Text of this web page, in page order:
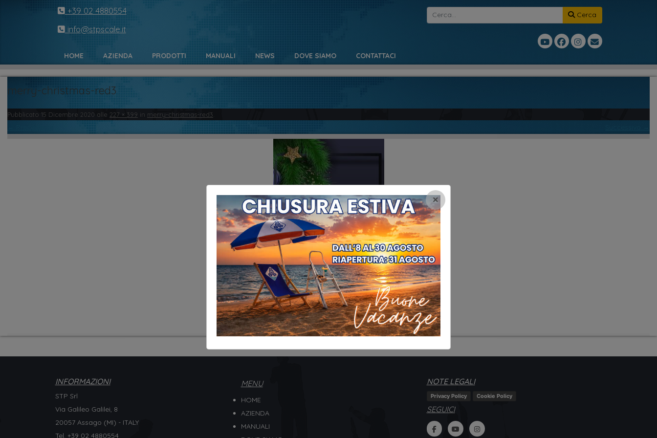
+39 02 4880554
info@stpscale.it
Cerca
HOME AZIENDA PRODOTTI MANUALI NEWS DOVE SIAMO CONTATTACI
merry-christmas-red3
Pubblicato 15 Dicembre 2020 alle 227 × 399 in merry-christmas-red3
INFORMAZIONI
STP Srl
Via Galileo Galilei, 8
20057 Assago (MI) - ITALY
Tel. +39 02 4880554
MENU
HOME
AZIENDA
MANUALI
NOTE LEGALI
Privacy Policy Cookie Policy
SEGUICI
×